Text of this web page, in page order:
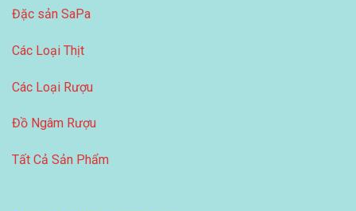
Đặc sản SaPa
Các Loại Thịt
Các Loại Rượu
Đồ Ngâm Rượu
Tất Cả Sản Phẩm